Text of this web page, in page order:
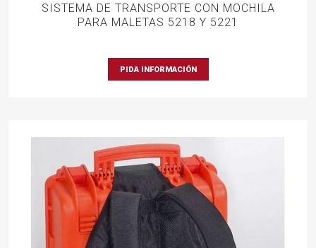
SISTEMA DE TRANSPORTE CON MOCHILA
PARA MALETAS 5218 Y 5221
PIDA INFORMACIÓN